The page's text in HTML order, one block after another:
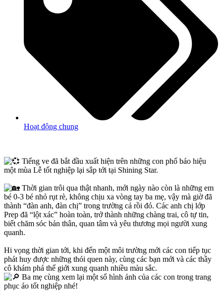
Hoạt động chung
Tiếng ve đã bắt đầu xuất hiện trên những con phố báo hiệu
một mùa Lễ tốt nghiệp lại sắp tới tại Shining Star.
Thời gian trôi qua thật nhanh, mới ngày nào còn là những em
bé 0-3 bé nhỏ rụt rè, không chịu xa vòng tay ba mẹ, vậy mà giờ đã
thành “đàn anh, đàn chị” trong trường cả rồi đó. Các anh chị lớp
Prep đã “lột xác” hoàn toàn, trở thành những chàng trai, cô tự tin,
biết chăm sóc bản thân, quan tâm và yêu thương mọi người xung
quanh.
Hi vọng thời gian tới, khi đến một môi trường mới các con tiếp tục
phát huy được những thói quen này, cùng các bạn mới và các thầy
cô khám phá thế giới xung quanh nhiều màu sắc.
Ba mẹ cùng xem lại một số hình ảnh của các con trong trang
phục áo tốt nghiệp nhé!